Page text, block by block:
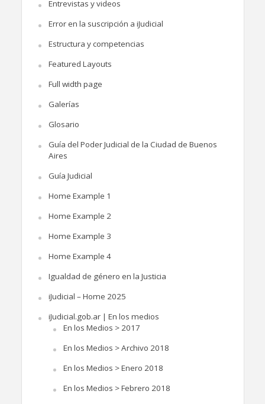
Entrevistas y videos
Error en la suscripción a iJudicial
Estructura y competencias
Featured Layouts
Full width page
Galerías
Glosario
Guía del Poder Judicial de la Ciudad de Buenos
Aires
Guía Judicial
Home Example 1
Home Example 2
Home Example 3
Home Example 4
Igualdad de género en la Justicia
iJudicial – Home 2025
iJudicial.gob.ar | En los medios
En los Medios > 2017
En los Medios > Archivo 2018
En los Medios > Enero 2018
En los Medios > Febrero 2018